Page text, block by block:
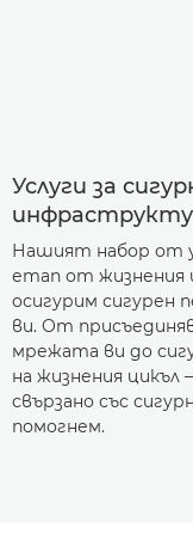
Услуги за
Нашият набор от
етап от жизнения
осигурим сигурен
ви. От
мрежата ви до
на жизнения
свързано със
помогнем.